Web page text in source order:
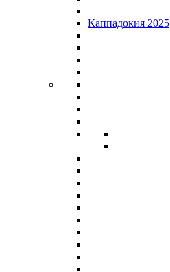
Каппадокия 2025